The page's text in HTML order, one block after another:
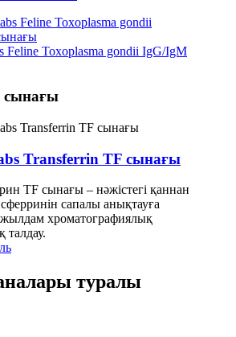
Feline Toxoplasma gondii IgG/IgM
сынағы
Transferrin TF сынағы
TF сынағы – нәжістегі қаннан
сапалы анықтауға
жылдам хроматографиялық
туралы